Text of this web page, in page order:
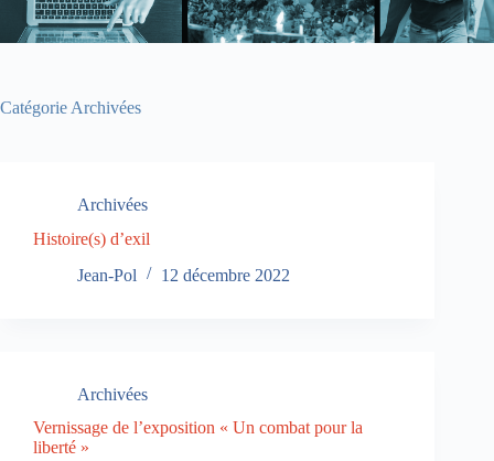
Catégorie Archivées
Archivées
Histoire(s) d’exil
Jean-Pol
12 décembre 2022
Archivées
Vernissage de l’exposition « Un combat pour la
liberté »